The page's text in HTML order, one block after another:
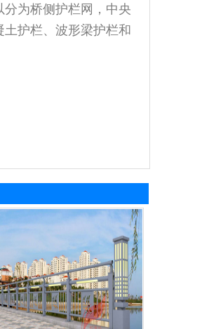
为桥侧护栏网，中央
护栏、波形梁护栏和